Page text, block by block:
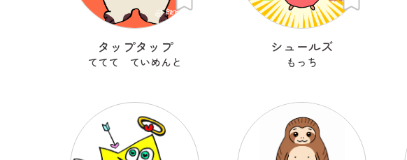
タップタップ
ててて ていめんと
シュールズ
もっち